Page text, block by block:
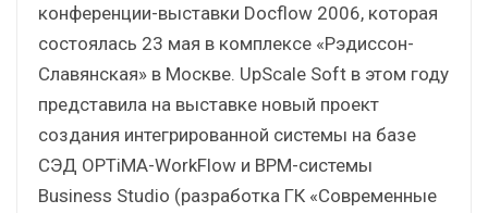
конференции-выставки Docflow 2006, которая
состоялась 23 мая в комплексе «Рэдиссон-
Славянская» в Москве. UpScale Soft в этом году
представила на выставке новый проект
создания интегрированной системы на базе
СЭД OPTiMA-WorkFlow и BPM-системы
Business Studio (разработка ГК «Современные